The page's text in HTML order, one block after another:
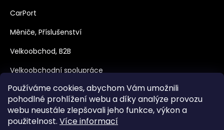
Používáme cookies, abychom Vám umožnili
pohodlné prohlížení webu a díky analýze provozu
webu neustále zlepšovali jeho funkce, výkon a
použitelnost. Více informací
CarPort
Měniče, Příslušenství
Velkoobchod, B2B
Velkoobchodní spolupráce
Dotace